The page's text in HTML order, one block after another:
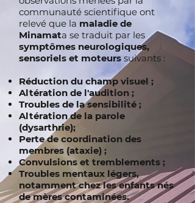
communauté scientifique ont
relevé que la maladie de
Minamata se traduit par les
symptômes neurologiques,
sensoriels et moteurs suivants :
Réduction du champ visuel ;
Altération de l'audition ;
Troubles de la sensibilité ;
Altération de la parole
(dysarthrie);
Perte de coordination des
membres (ataxie) ;
Convulsions et tremblements ;
Troubles mentaux légers,
notamment chez les enfants nés
de mères contaminées.